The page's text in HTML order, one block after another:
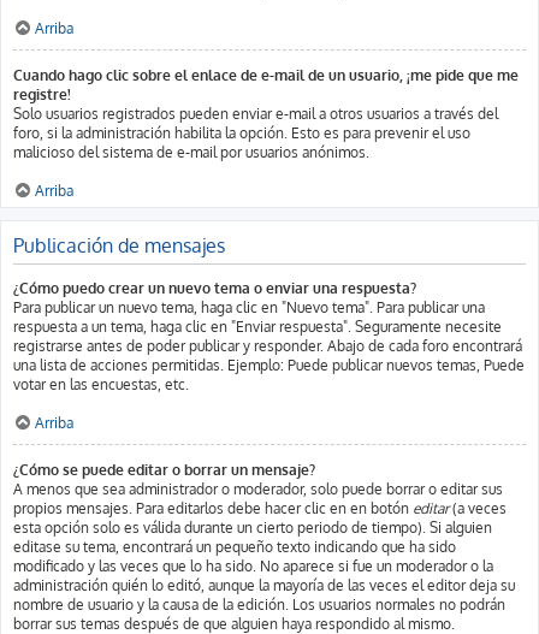
Arriba
Cuando hago clic sobre el enlace de e-mail de un usuario, ¡me pide que me
registre!
Solo usuarios registrados pueden enviar e-mail a otros usuarios a través del
foro, si la administración habilita la opción. Esto es para prevenir el uso
malicioso del sistema de e-mail por usuarios anónimos.
Arriba
Publicación de mensajes
¿Cómo puedo crear un nuevo tema o enviar una respuesta?
Para publicar un nuevo tema, haga clic en "Nuevo tema". Para publicar una
respuesta a un tema, haga clic en "Enviar respuesta". Seguramente necesite
registrarse antes de poder publicar y responder. Abajo de cada foro encontrará
una lista de acciones permitidas. Ejemplo: Puede publicar nuevos temas, Puede
votar en las encuestas, etc.
Arriba
¿Cómo se puede editar o borrar un mensaje?
A menos que sea administrador o moderador, solo puede borrar o editar sus
propios mensajes. Para editarlos debe hacer clic en en botón editar(a veces
esta opción solo es válida durante un cierto periodo de tiempo). Si alguien
editase su tema, encontrará un pequeño texto indicando que ha sido
modificado y las veces que lo ha sido. No aparece si fue un moderador o la
administración quién lo editó, aunque la mayoría de las veces el editor deja su
nombre de usuario y la causa de la edición. Los usuarios normales no podrán
borrar sus temas después de que alguien haya respondido al mismo.